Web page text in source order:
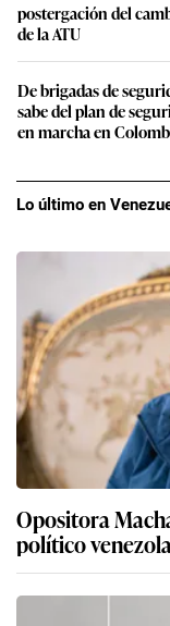
postergación del
de la ATU
De brigadas de
sabe del plan de
en marcha en
Lo último en
Opositora
político